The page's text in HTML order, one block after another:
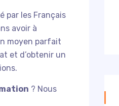
par les Français
avoir à
moyen parfait
et d’obtenir un
? Nous